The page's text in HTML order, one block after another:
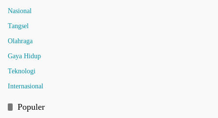
Nasional
Tangsel
Olahraga
Gaya Hidup
Teknologi
Internasional
Populer